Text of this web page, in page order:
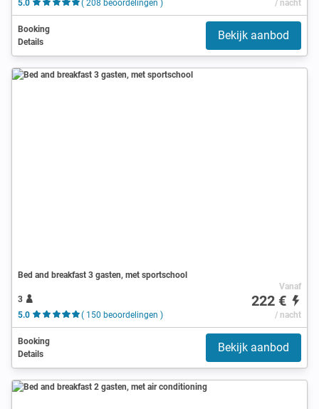
5.0
( 208 beoordelingen ) / nacht
Booking
Details
Bekijk aanbod
Bed and breakfast 3 gasten, met sportschool
3
5.0
( 150 beoordelingen )
Vanaf
222 €
/ nacht
Booking
Details
Bekijk aanbod